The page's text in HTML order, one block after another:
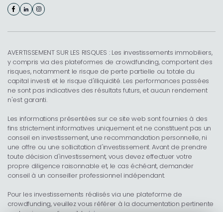
AVERTISSEMENT SUR LES RISQUES : Les investissements immobiliers,
y compris via des plateformes de crowdfunding, comportent des
risques, notamment le risque de perte partielle ou totale du
capital investi et le risque d'illiquidité. Les performances passées
ne sont pas indicatives des résultats futurs, et aucun rendement
n'est garanti.
Les informations présentées sur ce site web sont fournies à des
fins strictement informatives uniquement et ne constituent pas un
conseil en investissement, une recommandation personnelle, ni
une offre ou une sollicitation d'investissement. Avant de prendre
toute décision d'investissement, vous devez effectuer votre
propre diligence raisonnable et, le cas échéant, demander
conseil à un conseiller professionnel indépendant.
Pour les investissements réalisés via une plateforme de
crowdfunding, veuillez vous référer à la documentation pertinente